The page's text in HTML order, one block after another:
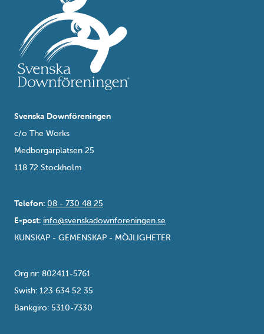
Svenska Downföreningen
c/o The Works
Medborgarplatsen 25
118 72 Stockholm
Telefon: 08 - 730 48 25
E-post: info@svenskadownforeningen.se
KUNSKAP - GEMENSKAP - MÖJLIGHETER
Org.nr: 802411-5761
Swish: 123 634 52 35
Bankgiro: 5310-7330